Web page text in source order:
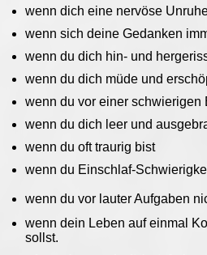
wenn dich eine nervöse
wenn sich deine Gedanken
wenn du dich hin- und
wenn du dich müde und
wenn du vor einer
wenn du dich leer und
wenn du oft traurig bist
wenn du Einschlaf-
wenn du vor lauter Aufgaben
wenn dein Leben auf einmal
sollst.